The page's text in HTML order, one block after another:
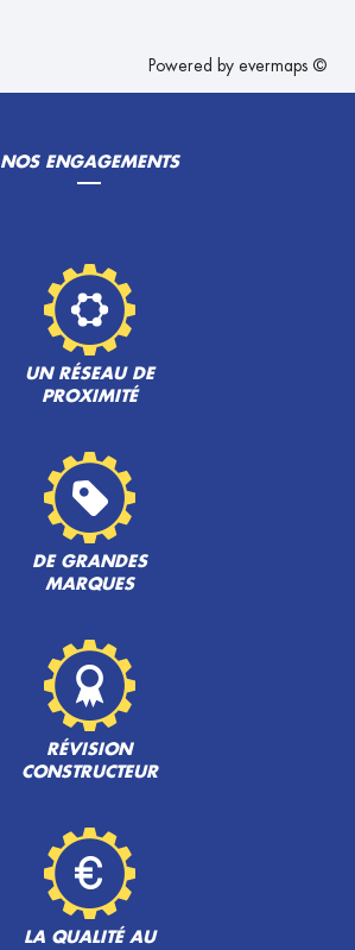
Powered by evermaps ©
NOS ENGAGEMENTS
UN RÉSEAU DE
PROXIMITÉ
DE GRANDES
MARQUES
RÉVISION
CONSTRUCTEUR
LA QUALITÉ AU